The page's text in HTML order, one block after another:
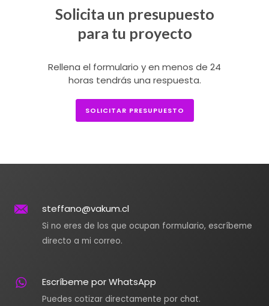
Solicita un presupuesto
para tu proyecto
Rellena el formulario y en menos de 24
horas tendrás una respuesta.
SOLICITAR PRESUPUESTO
steffano@vakum.cl
Si no eres de los que ocupan formulario, escríbeme
directo a mi correo.
Escríbeme por WhatsApp
Puedes cotizar directamente por chat.